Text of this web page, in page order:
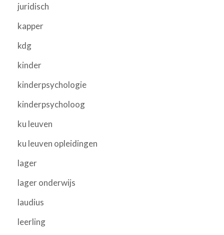
juridisch
kapper
kdg
kinder
kinderpsychologie
kinderpsycholoog
ku leuven
ku leuven opleidingen
lager
lager onderwijs
laudius
leerling